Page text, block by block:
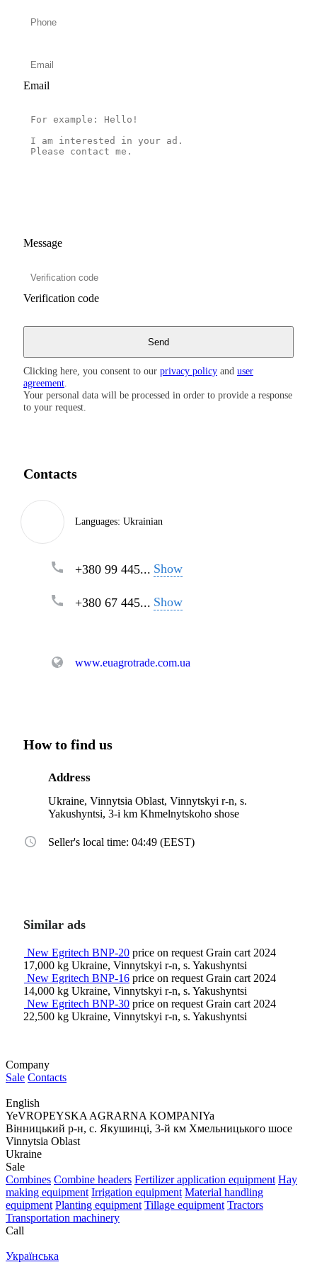
Email
Message
Verification code
Clicking here, you consent to our privacy policy and user
agreement
Your personal data will be processed in order to provide a response
to your request.
Contacts
Languages: Ukrainian
+380 99 445... Show
+380 67 445... Show
www.euagrotrade.com.ua
How to find us
Address
Ukraine, Vinnytsia Oblast, Vinnytskyi r-n, s.
Yakushyntsi, 3-i km Khmelnytskoho shose
Seller's local time: 04:49 (EEST)
Similar ads
New Egritech BNP-20 price on request Grain cart 2024
17,000 kg Ukraine, Vinnytskyi r-n, s. Yakushyntsi
New Egritech BNP-16 price on request Grain cart 2024
14,000 kg Ukraine, Vinnytskyi r-n, s. Yakushyntsi
New Egritech BNP-30 price on request Grain cart 2024
22,500 kg Ukraine, Vinnytskyi r-n, s. Yakushyntsi
Company
Sale Contacts
English
YeVROPEYSKA AGRARNA KOMPANIYa
Вінницький р-н, с. Якушинці, 3-й км Хмельницького шосе
Vinnytsia Oblast
Ukraine
Sale
Combines Combine headers Fertilizer application equipment Hay
making equipment Irrigation equipment Material handling
equipment Planting equipment Tillage equipment Tractors
Transportation machinery
Call
Українська